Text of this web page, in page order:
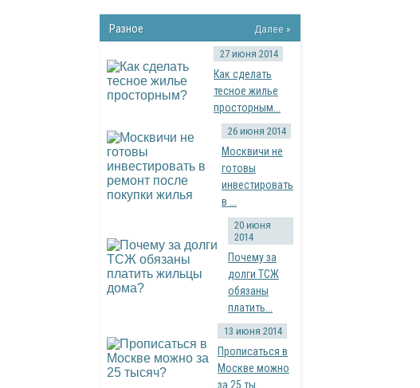
Разное Далее »
27 июня 2014
Как сделать
тесное жилье
просторным...
26 июня 2014
Москвичи не
готовы
инвестировать
в ...
20 июня
2014
Почему за
долги ТСЖ
обязаны
платить...
13 июня 2014
Прописаться в
Москве можно
за 25 ты...